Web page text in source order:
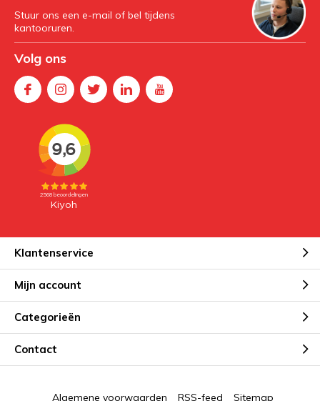
Stuur ons een e-mail of bel tijdens
kantooruren.
Volg ons
Klantenservice
Mijn account
Categorieën
Contact
Algemene voorwaarden RSS-feed Sitemap